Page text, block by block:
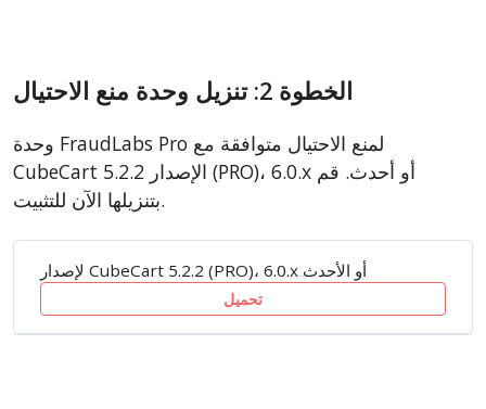
الخطوة 2: تنزيل وحدة منع الاحتيال
وحدة FraudLabs Pro لمنع الاحتيال متوافقة مع
CubeCart الإصدار 5.2.2 (PRO)، 6.0.x أو أحدث. قم
بتنزيلها الآن للتثبيت.
لإصدار CubeCart 5.2.2 (PRO)، 6.0.x أو الأحدث
تحميل